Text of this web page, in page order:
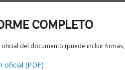
COMPLETO
oficial del documento (puede incluir firmas,
oficial (PDF)